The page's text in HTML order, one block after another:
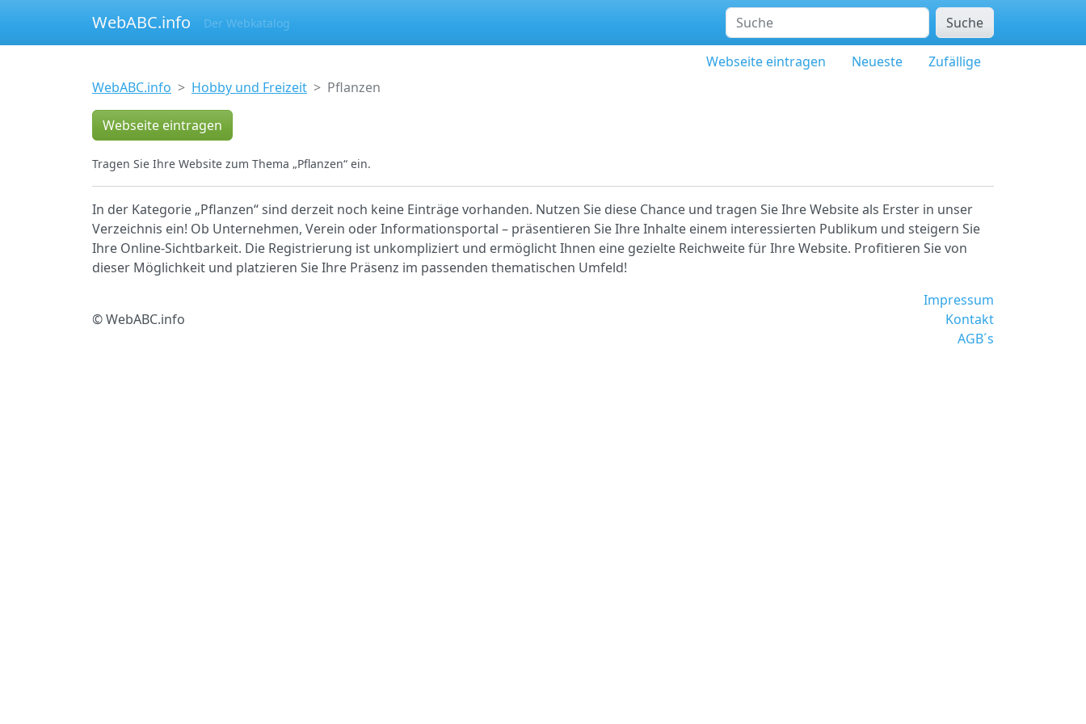
WebABC.info Der Webkatalog Suche
Webseite eintragen Neueste
Zufällige
WebABC.info
Hobby und Freizeit Pflanzen
Webseite eintragen
Tragen Sie Ihre Website zum Thema „Pflanzen“ ein.
In der Kategorie „Pflanzen“ sind derzeit noch keine Einträge vorhanden. Nutzen Sie diese Chance und tragen Sie Ihre Website als Erster in unser
Verzeichnis ein! Ob Unternehmen, Verein oder Informationsportal – präsentieren Sie Ihre Inhalte einem interessierten Publikum und steigern Sie
Ihre Online-Sichtbarkeit. Die Registrierung ist unkompliziert und ermöglicht Ihnen eine gezielte Reichweite für Ihre Website. Profitieren Sie von
dieser Möglichkeit und platzieren Sie Ihre Präsenz im passenden thematischen Umfeld!
© WebABC.info
Impressum
Kontakt
AGB´s